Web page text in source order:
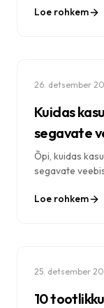
endale ideaalne
Loe rohkem
26. detsember
Kuidas
segavate
tootlikkuse
Õpi, kuidas
segavate
tegemiseks.
Loe rohkem
25. detsember
10